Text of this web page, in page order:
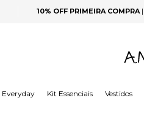
10% OFF PRIMEIRA COMPRA|
Everyday Kit Essenciais Vestidos